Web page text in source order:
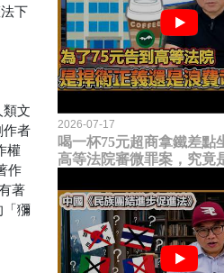
下
類文
作者
權
作
著
「獼
2026-07-17
喝一杯75元超商拿鐵差點
高等法院審微罪案，究竟